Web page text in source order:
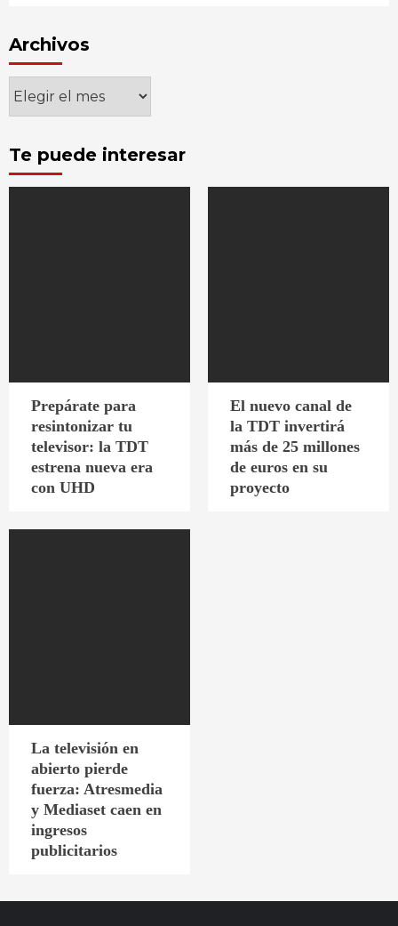
Archivos
Te puede interesar
Prepárate para
resintonizar tu
televisor: la TDT
estrena nueva era
con UHD
El nuevo canal de
la TDT invertirá
más de 25 millones
de euros en su
proyecto
La televisión en
abierto pierde
fuerza: Atresmedia
y Mediaset caen en
ingresos
publicitarios